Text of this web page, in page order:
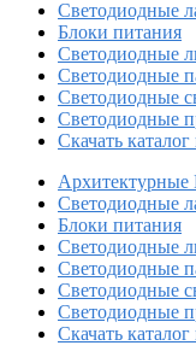
Светодиодные
Блоки питания
Светодиодные
Светодиодные
Светодиодные
Светодиодные
Скачать
Архитектурные
Светодиодные
Блоки питания
Светодиодные
Светодиодные
Светодиодные
Светодиодные
Скачать